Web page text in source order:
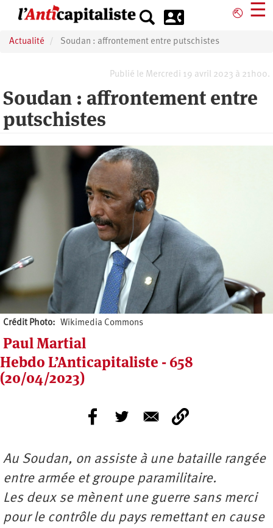
principal
⎋ ☰
Actualité Soudan : affrontement entre putschistes
Publié le Mercredi 19 avril 2023 à 21h00.
Soudan : affrontement entre
putschistes
Crédit Photo Wikimedia Commons
Paul Martial
Hebdo L’Anticapitaliste - 658
(20/04/2023)
Au Soudan, on assiste à une bataille rangée
entre armée et groupe paramilitaire.
Les deux se mènent une guerre sans merci
pour le contrôle du pays remettant en cause